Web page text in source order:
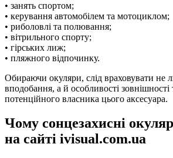
• занять спортом;
• керування автомобілем та мотоциклом;
• риболовлі та полювання;
• вітрильного спорту;
• гірських лиж;
• пляжного відпочинку.
Обираючи окуляри, слід враховувати не
вподобання, а й особливості зовнішності
потенційного власника цього аксесуара.
Чому сонцезахисні
на сайті ivisual.com.ua